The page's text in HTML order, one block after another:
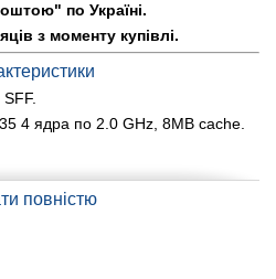
по Україні.
з моменту купівлі.
4 ядра по 2.0 GHz, 8MB cache.
повністю